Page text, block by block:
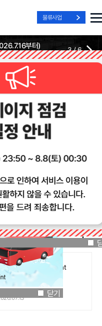
물류사업
닫기
Way
Way
Way
부터)
2026-07-13
3/6
리무진
예매
리무진
이용 혜택
심공항리무진 x H.Point
인쿠폰 이벤트